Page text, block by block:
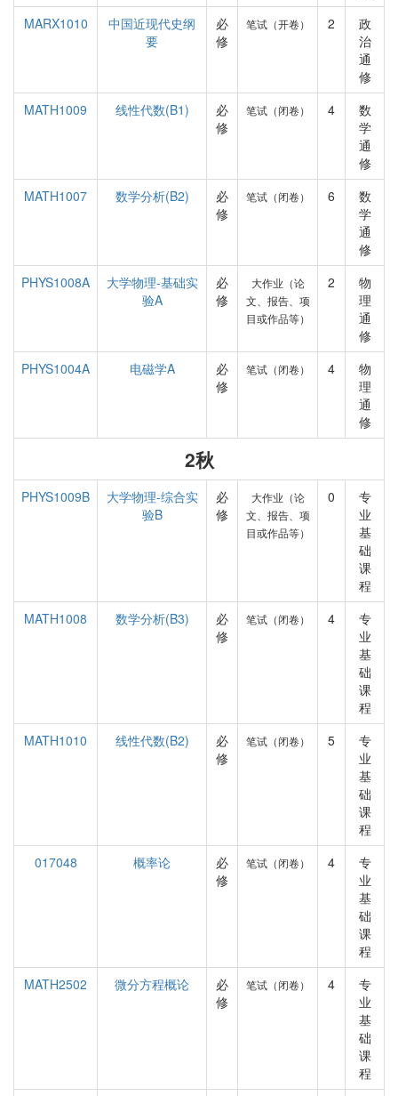
MARX1010
中国近现代史纲
要
必
修
笔试（开卷） 2
政
治
通
修
MATH1009
线性代数(B1)
必
修
笔试（闭卷） 4
数
学
通
修
MATH1007
数学分析(B2)
必
修
笔试（闭卷） 6
数
学
通
修
PHYS1008A
大学物理-基础实
验A
必
修
大作业（论
文、报告、项
目或作品等）
2
物
理
通
修
PHYS1004A
电磁学A
必
修
笔试（闭卷） 4
物
理
通
修
2秋
PHYS1009B
大学物理-综合实
验B
必
修
大作业（论
文、报告、项
目或作品等）
0
专
业
基
础
课
程
MATH1008
数学分析(B3)
必
修
笔试（闭卷） 4
专
业
基
础
课
程
MATH1010
线性代数(B2)
必
修
笔试（闭卷） 5
专
业
基
础
课
程
017048
概率论
必
修
笔试（闭卷） 4
专
业
基
础
课
程
MATH2502
微分方程概论
必
修
笔试（闭卷） 4
专
业
基
础
课
程